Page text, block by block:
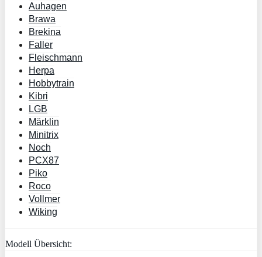
Auhagen
Brawa
Brekina
Faller
Fleischmann
Herpa
Hobbytrain
Kibri
LGB
Märklin
Minitrix
Noch
PCX87
Piko
Roco
Vollmer
Wiking
Modell Übersicht: